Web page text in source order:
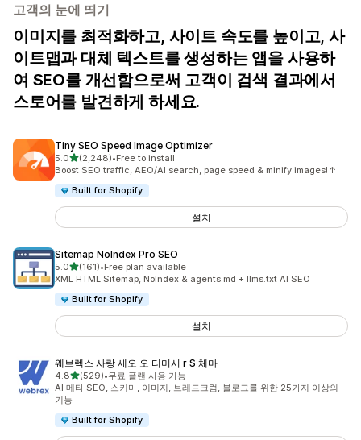
고객의 눈에 띄기
이미지를 최적화하고, 사이트 속도를 높이고, 사
이트맵과 대체 텍스트를 생성하는 앱을 사용하
여 SEO를 개선함으로써 고객이 검색 결과에서
스토어를 발견하게 하세요.
Tiny SEO Speed Image Optimizer
5.0별 5개 중
(2,248)
총 리뷰 2248개
•Free to install
Boost SEO traffic, AEO/AI search, page speed & minify images!↑
Built for Shopify
설치
Sitemap NoIndex Pro SEO
5.0별 5개 중
(161)
총 리뷰 161개
•Free plan available
XML HTML Sitemap, NoIndex & agents.md + llms.txt AI SEO
Built for Shopify
설치
웨브렉스 사랑 세오 오 티미시 r S 체마
4.8별 5개 중
(529)
총 리뷰 529개
•무료 플랜 사용 가능
AI 메타 SEO, 스키마, 이미지, 브레드크럼, 블로그를 위한 25가지 이상의
기능
Built for Shopify